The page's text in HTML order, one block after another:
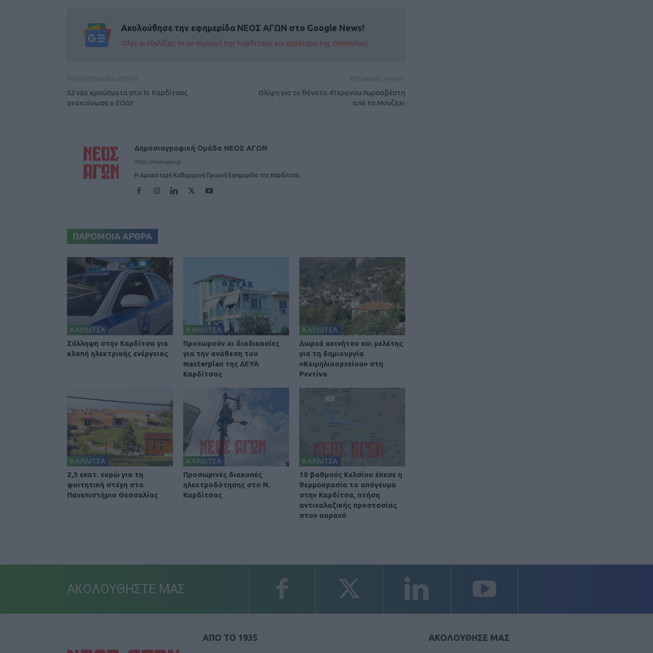
Ακολούθησε την εφημερίδα ΝΕΟΣ ΑΓΩΝ στο Google News!
Όλες οι εξελίξεις στην περιοχή της Καρδίτσας και ευρύτερα της Θεσσαλίας
52 νέα κρούσματα στο Ν. Καρδίτσας
ανακοίνωσε ο ΕΟΔΥ
Θλίψη για το θάνατο 41χρονου πυροσβέστη
από το Μουζάκι
Δημοσιογραφική Ομάδα ΝΕΟΣ ΑΓΩΝ
https://neosagon.gr
Η Αρχαιότερη Καθημερινή Πρωινή Εφημερίδα της Καρδίτσας
ΠΑΡΟΜΟΙΑ ΑΡΘΡΑ
ΚΑΡΔΙΤΣΑ
Σύλληψη στην Καρδίτσα για
κλοπή ηλεκτρικής ενέργειας
ΚΑΡΔΙΤΣΑ
Προχωρούν οι διαδικασίες
για την ανάθεση του
masterplan της ΔΕΥΑ
Καρδίτσας
ΚΑΡΔΙΤΣΑ
Δωρεά ακινήτου και μελέτης
για τη δημιουργία
«Κειμηλιοαρχείου» στη
Ρεντίνα
ΚΑΡΔΙΤΣΑ
2,3 εκατ. ευρώ για τη
φοιτητική στέγη στο
Πανεπιστήμιο Θεσσαλίας
ΚΑΡΔΙΤΣΑ
Προσωρινές διακοπές
ηλεκτροδότησης στο Ν.
Καρδίτσας
ΚΑΡΔΙΤΣΑ
10 βαθμούς Κελσίου έπεσε η
θερμοκρασία το απόγευμα
στην Καρδίτσα, πτήση
αντιχαλαζικής προστασίας
στον ουρανό
ΑΚΟΛΟΥΘΗΣΤΕ ΜΑΣ
ΑΠΟ ΤΟ 1935 ΑΚΟΛΟΥΘΗΣΕ ΜΑΣ